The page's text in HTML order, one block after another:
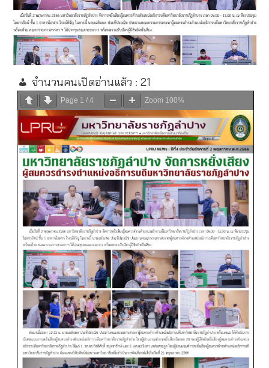
จำนวนคนเปิดอ่านแล้ว : 21
Page 1 / 4 Zoom 100%